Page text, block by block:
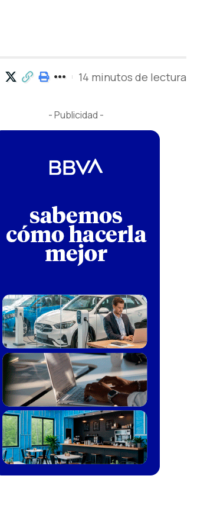
14 minutos de lectura
- Publicidad -